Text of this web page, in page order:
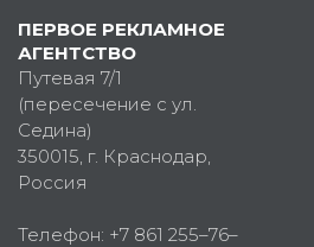
ПЕРВОЕ РЕКЛАМНОЕ
АГЕНТСТВО
Путевая 7/1
(пересечение с ул.
Седина)
350015 , г. Краснодар,
Россия
Телефон: +7 861 255–76–